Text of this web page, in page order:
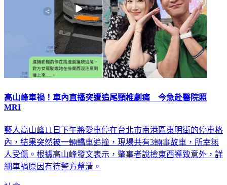
高山峰車禍！車內直播突遭追尾頸椎劇痛 今急赴醫院照
MRI
藝人高山峰11日下午將愛車停在台北市南港區東明街的停車格
內，結果突然被一輛轎車追撞，現場共有3輛事故車，所幸無
人受傷。根據高山峰發文表示，肇事者說撿東西導致意外，詳
細車禍原因有待警方釐清。